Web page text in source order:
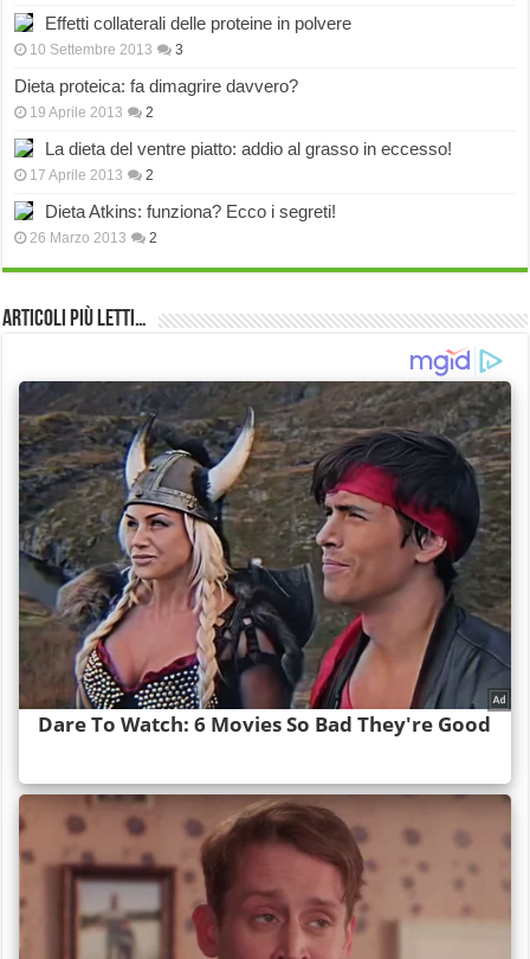
Effetti collaterali delle proteine in polvere
10 Settembre 2013 3
Dieta proteica: fa dimagrire davvero?
19 Aprile 2013 2
La dieta del ventre piatto: addio al grasso in eccesso!
17 Aprile 2013 2
Dieta Atkins: funziona? Ecco i segreti!
26 Marzo 2013 2
Articoli più Letti…